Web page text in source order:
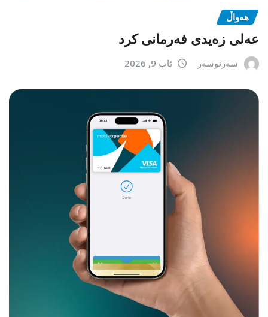
هەواڵ
عەلی زەیدی فەرمانی کرد
سەرنوسەر ئاب 9, 2026